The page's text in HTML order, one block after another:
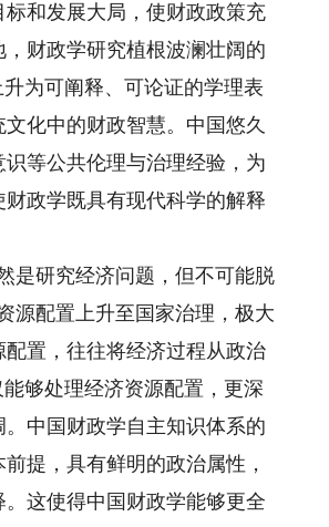
和发展大局，使财政政策充
财政学研究植根波澜壮阔的
为可阐释、可论证的学理表
化中的财政智慧。中国悠久
等公共伦理与治理经验，为
政学既具有现代科学的解释
研究经济问题，但不可能脱
源配置上升至国家治理，极大
置，往往将经济过程从政治
够处理经济资源配置，更深
中国财政学自主知识体系的
提，具有鲜明的政治属性，
这使得中国财政学能够更全